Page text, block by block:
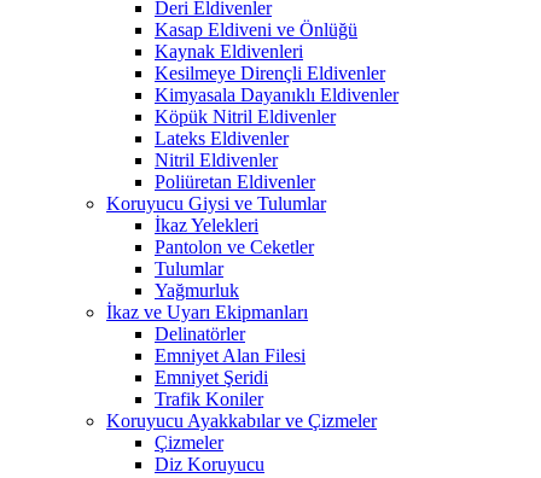
Deri Eldivenler
Kasap Eldiveni ve Önlüğü
Kaynak Eldivenleri
Kesilmeye Dirençli Eldivenler
Kimyasala Dayanıklı Eldivenler
Köpük Nitril Eldivenler
Lateks Eldivenler
Nitril Eldivenler
Poliüretan Eldivenler
Koruyucu Giysi ve Tulumlar
İkaz Yelekleri
Pantolon ve Ceketler
Tulumlar
Yağmurluk
İkaz ve Uyarı Ekipmanları
Delinatörler
Emniyet Alan Filesi
Emniyet Şeridi
Trafik Koniler
Koruyucu Ayakkabılar ve Çizmeler
Çizmeler
Diz Koruyucu